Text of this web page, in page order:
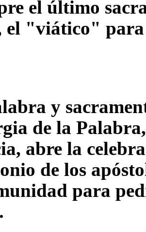
el último
el "viático"
y
de la
abre la
de los
para